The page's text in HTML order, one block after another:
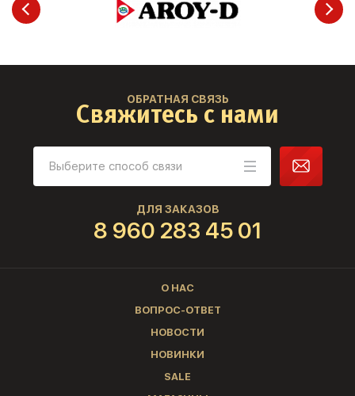
ОБРАТНАЯ СВЯЗЬ
Свяжитесь с нами
ДЛЯ ЗАКАЗОВ
8 960 283 45 01
О НАС
ВОПРОС-ОТВЕТ
НОВОСТИ
НОВИНКИ
SALE